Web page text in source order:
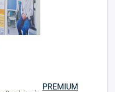
PREMIUM